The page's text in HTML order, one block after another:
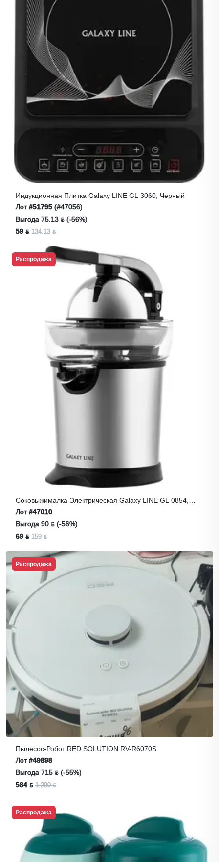
Индукционная Плитка Galaxy LINE GL 3060, Черный
Лот#51795 (#47056)
Выгода 75.13 ƃ (-56%)
59 ƃ 134.13 ƃ
Распродажа
Соковыжималка Электрическая Galaxy LINE GL 0854,
Серебристый
Лот#47010
Выгода 90 ƃ (-56%)
69 ƃ 159 ƃ
Распродажа
Пылесос-Робот RED SOLUTION RV-R6070S
Лот#49898
Выгода 715 ƃ (-55%)
584 ƃ 1 299 ƃ
Распродажа